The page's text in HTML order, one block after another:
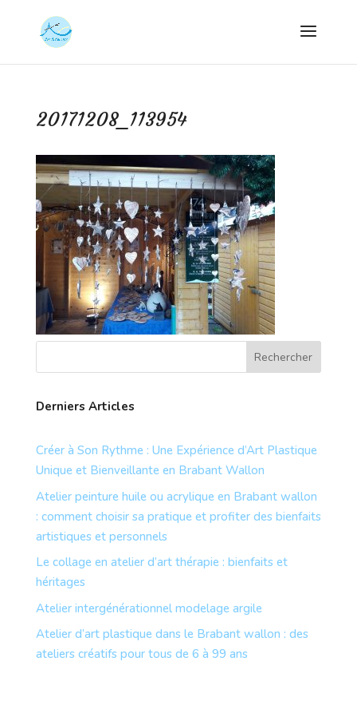
20171208_113954
Derniers Articles
Créer à Son Rythme : Une Expérience d’Art Plastique
Unique et Bienveillante en Brabant Wallon
Atelier peinture huile ou acrylique en Brabant wallon
: comment choisir sa pratique et profiter des bienfaits
artistiques et personnels
Le collage en atelier d’art thérapie : bienfaits et
héritages
Atelier intergénérationnel modelage argile
Atelier d’art plastique dans le Brabant wallon : des
ateliers créatifs pour tous de 6 à 99 ans